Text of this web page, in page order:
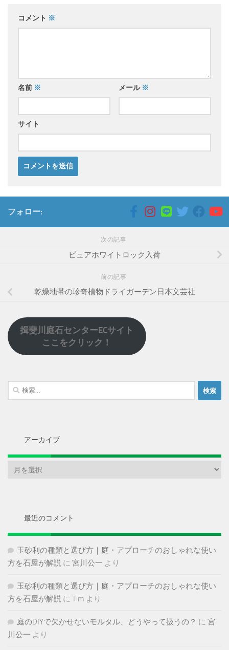
コメント ※
名前 ※ メール ※
サイト
フォロー:
次の記事
ピュアホワイトロック入荷
前の記事
乾燥地帯の珍奇植物ドライガーデン日本文芸社
揖斐川庭石センターECサイト
ここをクリック！
検
索:
アーカイブ
最近のコメント
玉砂利の種類と選び方｜庭・アプローチのおしゃれな使い
方を石屋が解説 に 宮川公一 より
玉砂利の種類と選び方｜庭・アプローチのおしゃれな使い
方を石屋が解説 に Tim より
庭のDIYで欠かせないモルタル、どうやって扱うの？ に 宮
川公一 より